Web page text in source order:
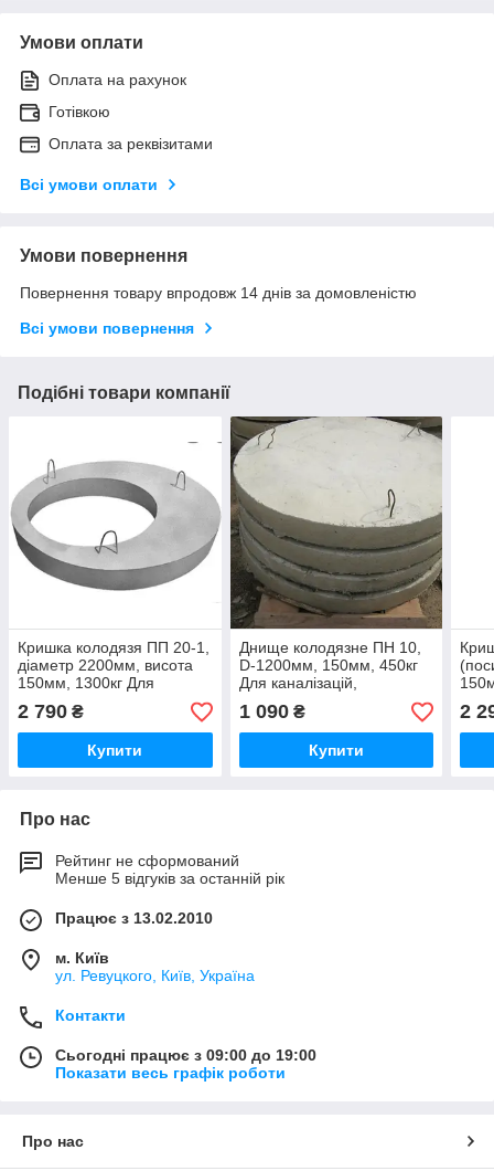
Умови оплати
Оплата на рахунок
Готівкою
Оплата за реквізитами
Всі умови оплати
Умови повернення
Повернення товару впродовж 14 днів за домовленістю
Всі умови повернення
Подібні товари компанії
Кришка колодязя ПП 20-1,
діаметр 2200мм, висота
150мм, 1300кг Для
каналізацій, підземних
комунікацій та питних
колодязі
2 790 ₴
Купити
Днище колодязне ПН 10,
D-1200мм, 150мм, 450кг
Для каналізацій,
підземних комунікацій та
питних колодязі
1 090₴
Купити
2
Про нас
Рейтинг не сформований
Менше 5 відгуків за останній рік
Працює з 13.02.2010
м. Київ
ул. Ревуцкого, Київ, Україна
Контакти
Сьогодні працює з 09:00 до 19:00
Показати весь графік роботи
Про нас